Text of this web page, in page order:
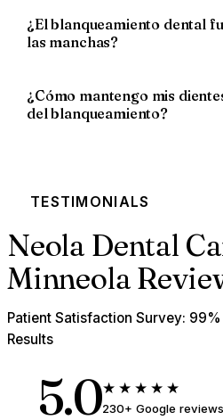
¿El blanqueamiento dental
las manchas?
¿Cómo mantengo mis
del blanqueamiento?
TESTIMONIALS
Neola Dental
Minneola
Patient Satisfaction Survey:
Results
5.0★★★★★
230+ Google reviews